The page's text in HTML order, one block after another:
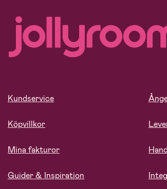
Kundservice
Köpvillkor
Mina fakturor
Guider & Inspiration